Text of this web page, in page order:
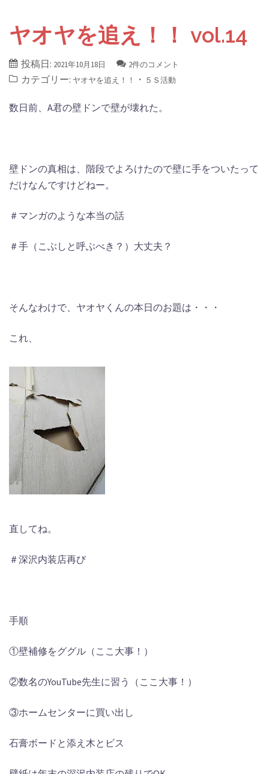
ヤオヤを追え！！ vol.14
投稿日: 2021年10月18日 2件のコメント
カテゴリー: ヤオヤを追え！！ ・ ５Ｓ活動
数日前、A君の壁ドンで壁が壊れた。
壁ドンの真相は、階段でよろけたので壁に手をついたって
だけなんですけどねー。
＃マンガのような本当の話
＃手（こぶしと呼ぶべき？）大丈夫？
そんなわけで、ヤオヤくんの本日のお題は・・・
これ、
直してね。
＃深沢内装店再び
手順
①壁補修をググル（ここ大事！）
②数名のYouTube先生に習う（ここ大事！）
③ホームセンターに買い出し
石膏ボードと添え木とビス